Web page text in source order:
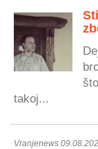
takoj...
Vranjenews